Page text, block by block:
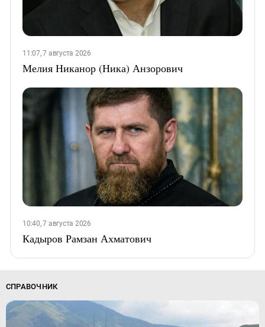
11:07, 7 августа 2026
Мелия Никанор (Ника) Анзорович
10:40, 7 августа 2026
Кадыров Рамзан Ахматович
СПРАВОЧНИК